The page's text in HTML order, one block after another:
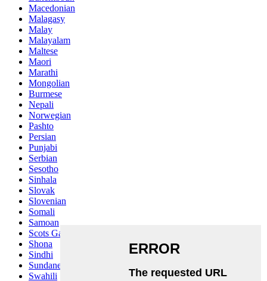
Macedonian
Malagasy
Malay
Malayalam
Maltese
Maori
Marathi
Mongolian
Burmese
Nepali
Norwegian
Pashto
Persian
Punjabi
Serbian
Sesotho
Sinhala
Slovak
Slovenian
Somali
Samoan
Scots Gaelic
Shona
Sindhi
Sundanese
Swahili